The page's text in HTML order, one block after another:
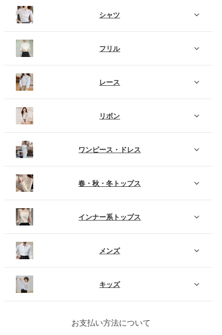
シャツ
フリル
レース
リボン
ワンピース・ドレス
春・秋・冬トップス
インナー系トップス
メンズ
キッズ
お支払い方法について